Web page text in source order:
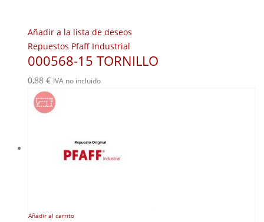
Añadir a la lista de deseos
Repuestos Pfaff Industrial
000568-15 TORNILLO
0,88 € IVA no incluido
Añadir al carrito